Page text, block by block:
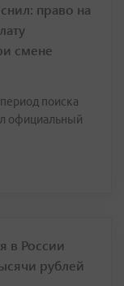
право на
смене
поиска
официальный
в России
рублей